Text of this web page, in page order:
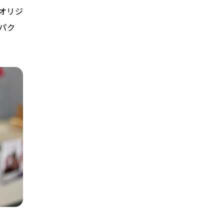
リジ
ク